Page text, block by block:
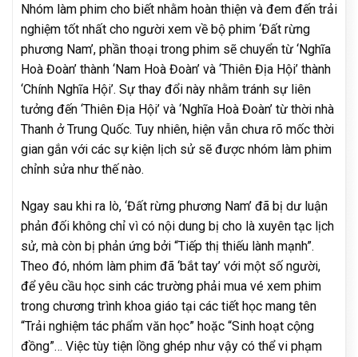
Nhóm làm phim cho biết nhằm hoàn thiện và đem đến trải
nghiệm tốt nhất cho người xem về bộ phim ‘Đất rừng
phương Nam’, phần thoại trong phim sẽ chuyển từ ‘Nghĩa
Hoà Đoàn’ thành ‘Nam Hoà Đoàn’ và ‘Thiên Địa Hội’ thành
‘Chính Nghĩa Hội’. Sự thay đổi này nhằm tránh sự liên
tưởng đến ‘Thiên Địa Hội’ và ‘Nghĩa Hoà Đoàn’ từ thời nhà
Thanh ở Trung Quốc. Tuy nhiên, hiện vẫn chưa rõ mốc thời
gian gắn với các sự kiện lịch sử sẽ được nhóm làm phim
chỉnh sửa như thế nào.
Ngay sau khi ra lò, ‘Đất rừng phương Nam’ đã bị dư luận
phản đối không chỉ vì có nội dung bị cho là xuyên tạc lịch
sử, mà còn bị phản ứng bởi “Tiếp thị thiếu lành mạnh”.
Theo đó, nhóm làm phim đã ‘bắt tay’ với một số người,
để yêu cầu học sinh các trường phải mua vé xem phim
trong chương trình khoa giáo tại các tiết học mang tên
“Trải nghiệm tác phẩm văn học” hoặc “Sinh hoạt cộng
đồng”… Việc tùy tiện lồng ghép như vậy có thể vi phạm